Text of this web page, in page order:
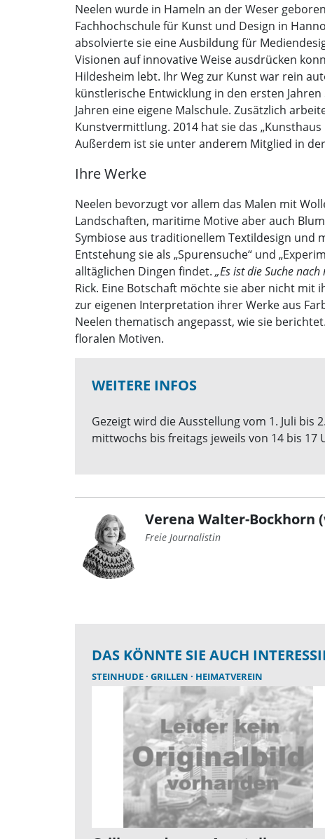
Neelen wurde in Hameln an der Weser
Fachhochschule für Kunst und Design in
absolvierte sie eine Ausbildung für
Visionen auf innovative Weise ausdrücken
Hildesheim lebt. Ihr Weg zur Kunst war rein
künstlerische Entwicklung in den ersten
Jahren eine eigene Malschule. Zusätzlich
Kunstvermittlung. 2014 hat sie das
Außerdem ist sie unter anderem Mitglied in
Ihre Werke
Neelen bevorzugt vor allem das Malen mit
Landschaften, maritime Motive aber auch
Symbiose aus traditionellem Textildesign und
Entstehung sie als „Spurensuche“ und
alltäglichen Dingen findet. „Es ist die Suche
Rick. Eine Botschaft möchte sie aber nicht
zur eigenen Interpretation ihrer Werke aus
Neelen thematisch angepasst, wie sie
floralen Motiven.
WEITERE INFOS
Gezeigt wird die Ausstellung vom 1. Juli bis
mittwochs bis freitags jeweils von 14 bis
Verena Walter-Bockhorn
Freie Journalistin
DAS KÖNNTE SIE AUCH
STEINHUDE GRILLEN HEIMATVEREIN